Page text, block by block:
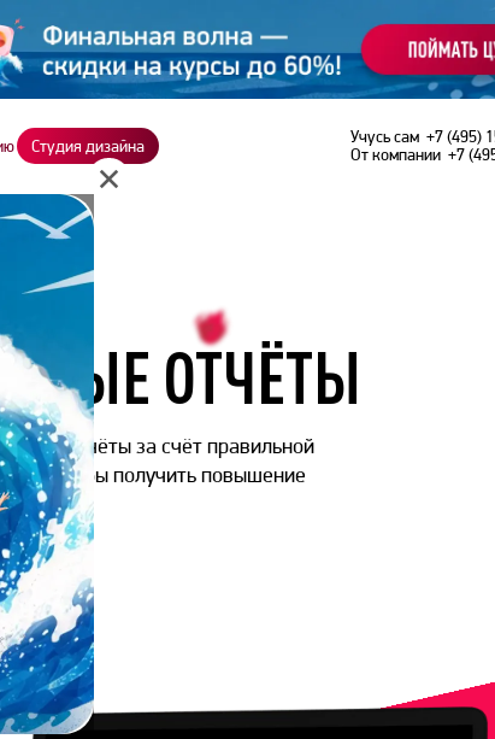
Студия дизайна Учусь сам +7 (495)
От компании +7
ОТЧЁТЫ
отчёты за счёт правильной
чтобы получить повышение